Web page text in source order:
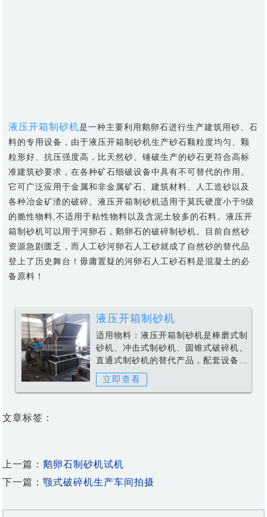
液压开箱制砂机是一种主要利用鹅卵石进行生产建筑用砂、石
料的专用设备，由于液压开箱制砂机生产砂石颗粒度均匀、颗
粒形好、抗压强度高，比天然砂、锤破生产的砂石更符合高标
准建筑砂要求，在各种矿石细破设备中具有不可替代的作用。
它可广泛应用于金属和非金属矿石、建筑材料、人工造砂以及
各种冶金矿渣的破碎。液压开箱制砂机适用于莫氏硬度小于9级
的脆性物料,不适用于粘性物料以及含泥土较多的石料。液压开
箱制砂机可以用于河卵石，鹅卵石的破碎制砂机。目前自然砂
资源急剧匮乏，而人工砂河卵石人工砂就成了自然砂的替代品
登上了历史舞台！毋庸置疑的河卵石人工砂石料是混凝土的必
备原料！
液压开箱制砂机
适用物料： 液压开箱制砂机是棒磨式制
砂机、冲击式制砂机、圆锥式破碎机、
直通式制砂机的替代产品，配套设备包
括颚式破碎机、鹅卵石制砂机、输送
带、振动筛、洗沙机等组成。
立即查看
文章标签：
上一篇：鹅卵石制砂机试机
下一篇：颚式破碎机生产车间拍摄